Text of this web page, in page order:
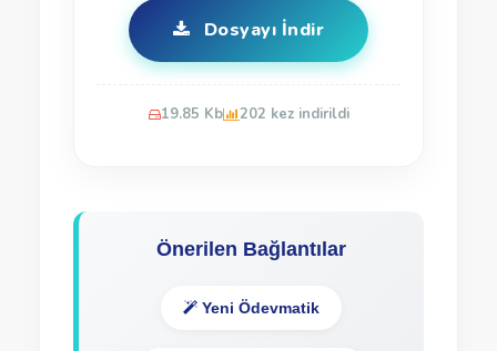
Dosyayı İndir
19.85 Kb 202 kez indirildi
Önerilen Bağlantılar
Yeni Ödevmatik